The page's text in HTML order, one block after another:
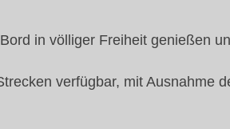
in völliger Freiheit genießen
verfügbar, mit Ausnahme